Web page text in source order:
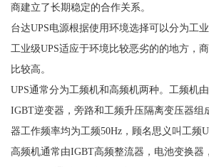
商建立了长期稳定的合作关系。
台达UPS电源根据使用环境选择可以分为工业
工业级UPS适应于环境比较恶劣的的地方，
比较高。
UPS通常分为工频机和高频机两种。工频机由
IGBT逆变器，旁路和工频升压隔离变压器组
器工作频率均为工频50Hz，顾名思义叫工频
高频机通常由IGBT高频整流器，电池变换器